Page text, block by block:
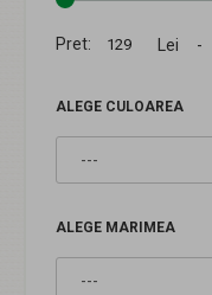
Pret: Lei -
ALEGE CULOAREA
ALEGE MARIMEA